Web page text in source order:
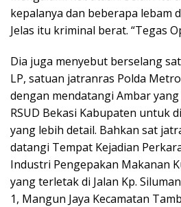
kepalanya dan beberapa lebam
Jelas itu kriminal berat. “Tegas
Dia juga menyebut berselang
LP, satuan jatranras Polda
dengan mendatangi Ambar
RSUD Bekasi Kabupaten untuk
yang lebih detail. Bahkan sat
datangi Tempat Kejadian
Industri Pengepakan Makanan
yang terletak di Jalan Kp.
1, Mangun Jaya Kecamatan